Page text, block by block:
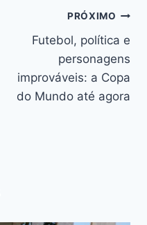
PRÓXIMO
Futebol, política e
personagens
improváveis: a Copa
do Mundo até agora